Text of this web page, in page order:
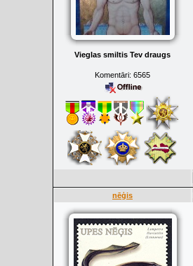
Vieglas smiltis Tev draugs
Komentāri: 6565
nēģis